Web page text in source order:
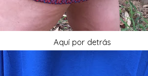
Aquí por detrás